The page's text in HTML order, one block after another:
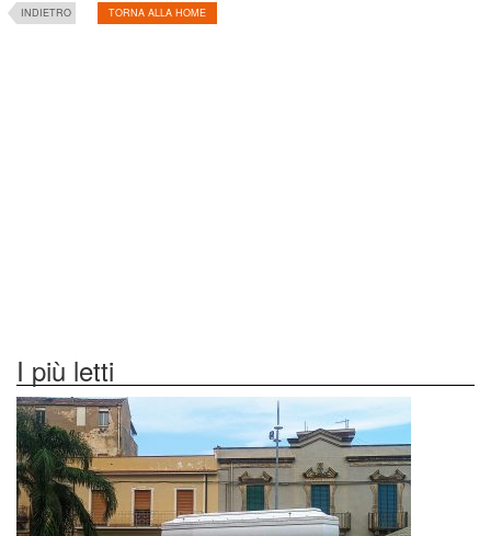
INDIETRO TORNA ALLA HOME
I più letti